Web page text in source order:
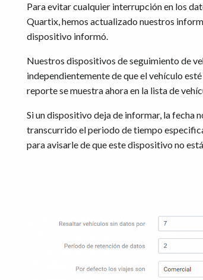
Para evitar cualquier interrupción en los
Quartix, hemos actualizado nuestros
dispositivo informó.
Nuestros dispositivos de seguimiento de
independientemente de que el vehículo
reporte se muestra ahora en la lista de
Si un dispositivo deja de informar, la fecha
transcurrido el periodo de tiempo
para avisarle de que este dispositivo no